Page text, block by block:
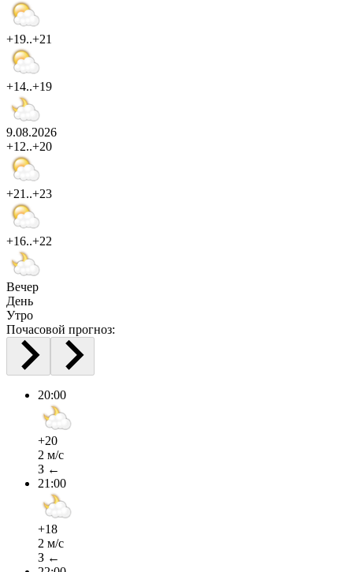
+19..+21
+14..+19
9.08.2026
+12..+20
+21..+23
+16..+22
Вечер
День
Утро
Почасовой прогноз:
20:00
+20
2 м/с
З ←
21:00
+18
2 м/с
З ←